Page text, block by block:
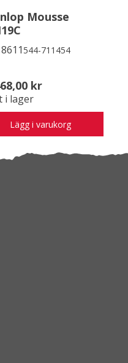
Mousse
544-711454
kr
i lager
Lägg i varukorg